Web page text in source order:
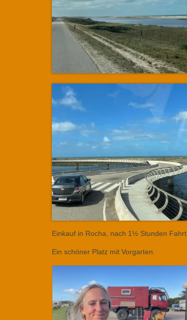
Einkauf in Rocha, nach 1½ Stunden
Ein schöner Platz mit Vorgarten.